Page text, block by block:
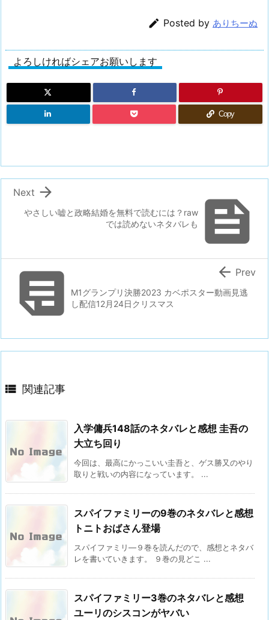
 Posted by ありちーぬ
よろしければシェアお願いします
Copy

やさしい嘘と政略結婚を無料で読むには？raw
では読めないネタバレも

Next
M1グランプリ決勝2023 カベポスター動画見逃
し配信12月24日クリスマス
 Prev
 関連記事
入学傭兵148話のネタバレと感想 圭吾の
大立ち回り
今回は、最高にかっこいい圭吾と、ゲス勝又のやり
取りと戦いの内容になっています。 ...
スパイファミリーの9巻のネタバレと感想
トニトおばさん登場
スパイファミリ―９巻を読んだので、感想とネタバ
レを書いていきます。 ９巻の見どこ ...
スパイファミリー3巻のネタバレと感想
ユーリのシスコンがヤバい